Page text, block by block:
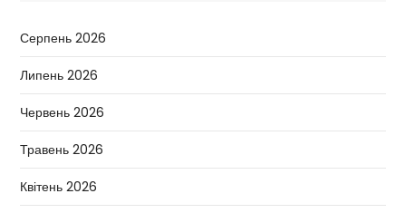
Серпень 2026
Липень 2026
Червень 2026
Травень 2026
Квітень 2026